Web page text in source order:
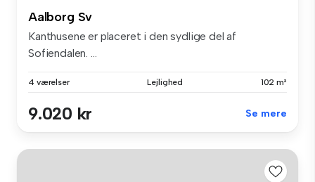
Aalborg Sv
Kanthusene er placeret i den sydlige del af
Sofiendalen. ...
4 værelser Lejlighed 102 m²
9.020 kr Se mere